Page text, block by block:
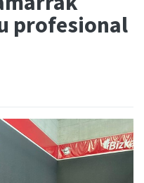
profesional